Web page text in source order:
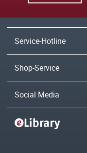
Service-Hotline
Shop-Service
Social Media